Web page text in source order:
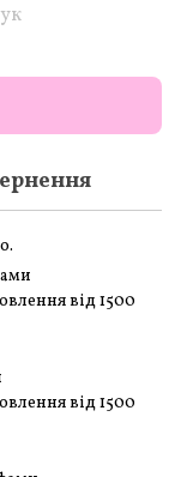
від 1500
від 1500